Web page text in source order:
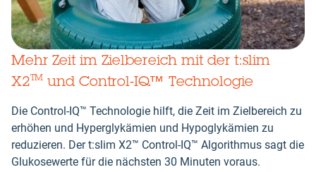
Mehr Zeit im Zielbereich mit der t:slim
X2TM und Control-IQ™ Technologie
Die Control-IQ™ Technologie hilft, die Zeit im Zielbereich zu
erhöhen und Hyperglykämien und Hypoglykämien zu
reduzieren. Der t:slim X2™ Control-IQ™ Algorithmus sagt die
Glukosewerte für die nächsten 30 Minuten voraus.